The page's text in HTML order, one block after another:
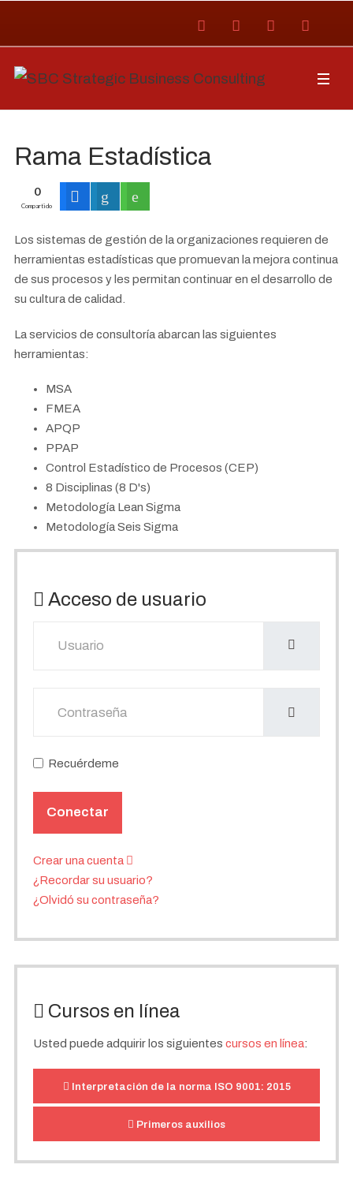
Rama Estadística
0
Compartido
Los sistemas de gestión de la organizaciones requieren de
herramientas estadísticas que promuevan la mejora continua
de sus procesos y les permitan continuar en el desarrollo de
su cultura de calidad.
La servicios de consultoría abarcan las siguientes
herramientas:
MSA
FMEA
APQP
PPAP
Control Estadístico de Procesos (CEP)
8 Disciplinas (8 D's)
Metodología Lean Sigma
Metodología Seis Sigma
Acceso de usuario
Recuérdeme
Conectar
Crear una cuenta
¿Recordar su usuario?
¿Olvidó su contraseña?
Cursos en línea
Usted puede adquirir los siguientes cursos en línea:
Interpretación de la norma ISO 9001: 2015
Primeros auxilios